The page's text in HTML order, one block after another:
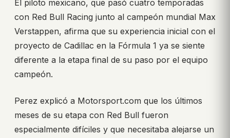
El piloto mexicano, que pasó cuatro temporadas
con Red Bull Racing junto al campeón mundial Max
Verstappen, afirma que su experiencia inicial con el
proyecto de Cadillac en la Fórmula 1 ya se siente
diferente a la etapa final de su paso por el equipo
campeón.
Perez explicó a Motorsport.com que los últimos
meses de su etapa con Red Bull fueron
especialmente difíciles y que necesitaba alejarse un